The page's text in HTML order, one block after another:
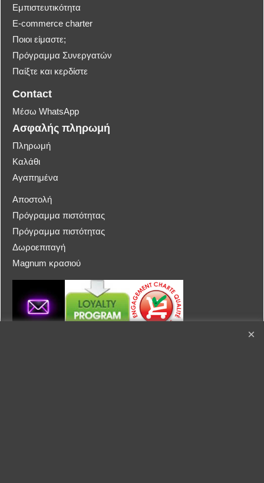
Εμπιστευτικότητα
E-commerce charter
Ποιοι είμαστε;
Πρόγραμμα Συνεργατών
Παίξτε και κερδίστε
Contact
Μέσω WhatsApp
Ασφαλής πληρωμή
Πληρωμή
Καλάθι
Αγαπημένα
Αποστολή
Πρόγραμμα πιστότητας
Πρόγραμμα πιστότητας
Δωροεπιταγή
Magnum κρασιού